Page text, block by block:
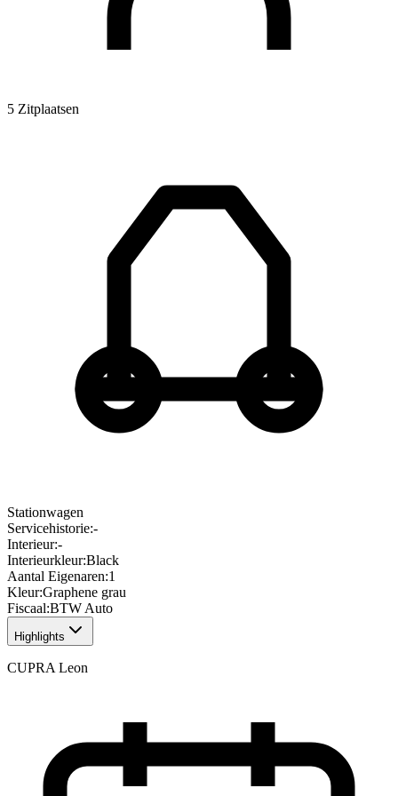
5 Zitplaatsen
Stationwagen
Servicehistorie:-
Interieur:-
Interieurkleur:Black
Aantal Eigenaren:1
Kleur:Graphene grau
Fiscaal:BTW Auto
Highlights
CUPRA Leon